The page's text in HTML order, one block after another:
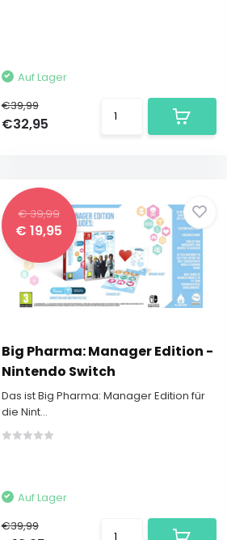
Auf Lager
€39,99
€32,95
€ 39,99
€ 19,95
Big Pharma: Manager Edition -
Nintendo Switch
Das ist Big Pharma: Manager Edition für
die Nint...
Auf Lager
€39,99